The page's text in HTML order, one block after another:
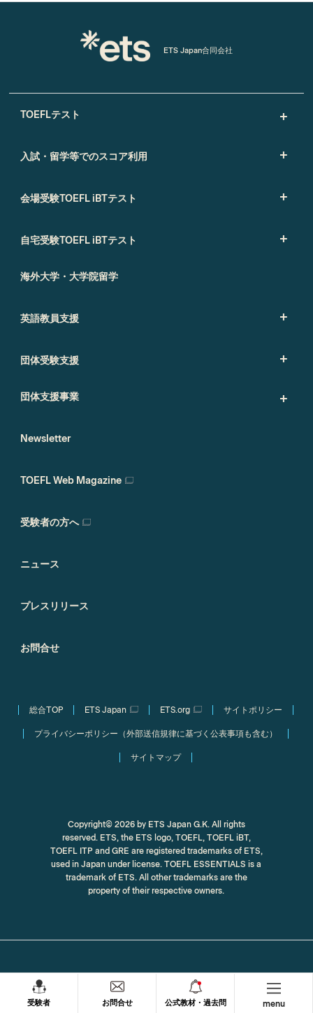
受験者 お問合せ 公式教材・過去問 menu
ETS Japan合同会社
TOEFLテスト
入試・留学等でのスコア利用
会場受験TOEFL iBTテスト
自宅受験TOEFL iBTテスト
海外大学・大学院留学
英語教員支援
団体受験支援
団体支援事業
Newsletter
TOEFL Web Magazine
受験者の方へ
ニュース
プレスリリース
お問合せ
総合TOP ETS Japan ETS.org サイトポリシー
プライバシーポリシー（外部送信規律に基づく公表事項も含む）
サイトマップ
Copyright© 2026 by ETS Japan G.K. All rights
reserved. ETS, the ETS logo, TOEFL, TOEFL iBT,
TOEFL ITP and GRE are registered trademarks of ETS,
used in Japan under license. TOEFL ESSENTIALS is a
trademark of ETS. All other trademarks are the
property of their respective owners.